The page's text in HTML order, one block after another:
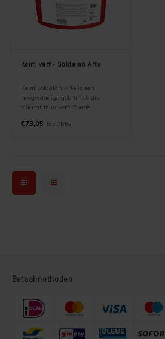
Keim verf - Soldalan Arte
Keim Soldalan Arte is een
hoogwaadige gebruiksklare
silicaat muurverf. Zonder
een bijzondere kleurdiepte en
€73,05 Incl. btw
Betaalmethoden